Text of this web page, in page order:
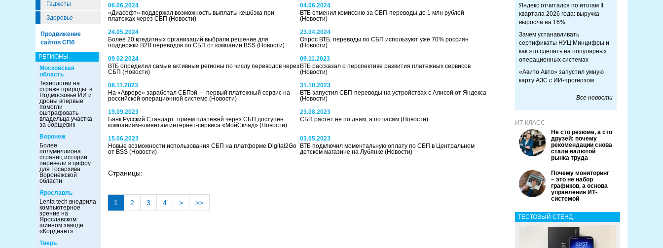
Гаджеты
Здоровье
Продвижение
сайтов СПб
РЕГИОНЫ
Московская
область
Технологии на
страже природы: в
Подмосковье ИИ и
дроны впервые
помогли
оштрафовать
владельца участка
за борщевик
Воронеж
Более
полумиллиона
страниц истории
перевели в цифру
для Госархива
Воронежской
области
Ярославль
Lenta tech внедрила
компьютерное
зрение на
Ярославском
шинном заводе
«Кордиант»
Тверь
06.06.2024
«Диасофт» поддержал возможность выплаты кешбэка при
платежах через СБП (Новости)
04.06.2024
ВТБ отменил комиссию за СБП-переводы до 1 млн рублей
(Новости)
24.05.2024
Более 20 кредитных организаций выбрали решение для
поддержки B2B переводов по СБП от компании BSS (Новости)
23.04.2024
Опрос ВТБ: переводы по СБП используют уже 70% россиян
(Новости)
09.02.2024
ВТБ определил самые активные регионы по числу переводов через
СБП (Новости)
09.11.2023
ВТБ рассказал о перспективе развития платежных сервисов
(Новости)
08.11.2023
На «Авроре» заработал СБПэй — первый платежный сервис на
российской операционной системе (Новости)
31.10.2023
ВТБ запустил СБП-переводы на устройствах с Алисой от Яндекса
(Новости)
19.09.2023
Банк Русский Стандарт: прием платежей через СБП доступен
компаниям-клиентам интернет-сервиса «МойСклад» (Новости)
23.08.2023
СБП растет не по дням, а по часам (Новости)
15.06.2023
Новые возможности использования СБП на платформе Digital2Go
от BSS (Новости)
03.05.2023
ВТБ подключил моментальную оплату по СБП в Центральном
детском магазине на Лубянке (Новости)
Страницы:
1 2 3 4 > >>
Яндекс отчитался по итогам II
квартала 2026 года: выручка
выросла на 16%
Зачем устанавливать
сертификаты НУЦ Минцифры и
как это сделать на популярных
операционных системах
«Авито Авто» запустил умную
карту АЗС с ИИ-прогнозом
Все новости
ИТ-КЛАСС
Не сто резюме, а сто
друзей: почему
рекомендации снова
стали валютой
рынка труда
Почему мониторинг
– это не набор
графиков, а основа
управления ИТ-
системой
ТЕСТОВЫЙ СТЕНД